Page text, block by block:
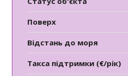
Поверх
Відстань до моря
Такса підтримки (€/рік)